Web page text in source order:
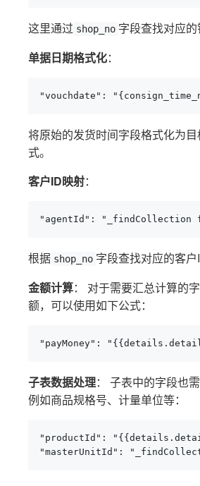
这里通过 shop_no 字段查找对应的
单据日期格式化：
"vouchdate":
将原始的发货时间字段格式化为
式。
客户ID映射：
"agentId": "_findCollection
根据 shop_no 字段查找对应的客户
金额计算： 对于需要汇总计算的
额，可以使用如下公式：
"payMoney":
子表数据处理： 子表中的字段也
例如商品规格号、计量单位等：
"productId":
"masterUnitId":